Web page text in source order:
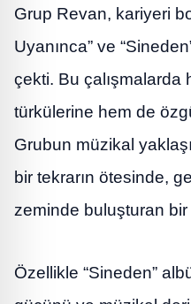
Grup Revan, kariyeri
Uyanınca” ve
çekti. Bu çalışmalarda
türkülerine hem de
Grubun müzikal
bir tekrarın ötesinde,
zeminde buluşturan bir
Özellikle “Sineden”